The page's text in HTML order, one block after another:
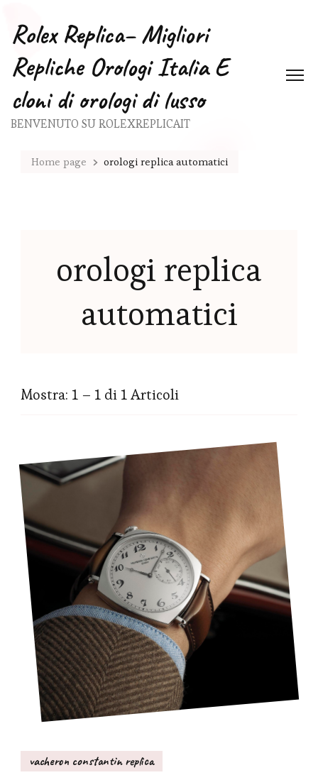
Rolex Replica– Migliori
Repliche Orologi Italia E
cloni di orologi di lusso
BENVENUTO SU ROLEXREPLICAIT
Home page orologi replica automatici
orologi replica
automatici
Mostra: 1 – 1 di 1 Articoli
vacheron constantin replica